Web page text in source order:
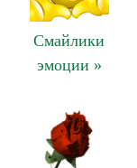
Смайлики
эмоции »